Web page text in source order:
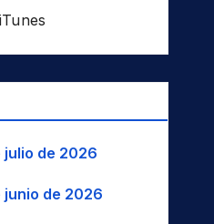
iTunes
julio de 2026
junio de 2026